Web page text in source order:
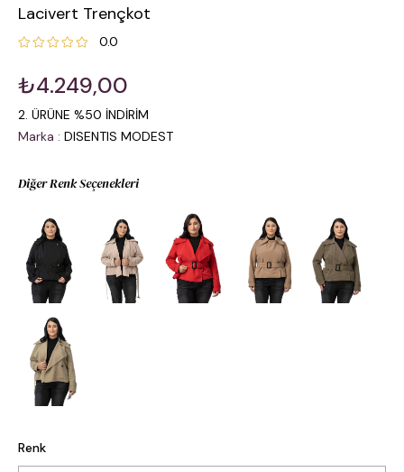
Lacivert Trençkot
0.0
₺4.249,00
2. ÜRÜNE %50 İNDİRİM
Marka : DISENTIS MODEST
Diğer Renk Seçenekleri
Renk